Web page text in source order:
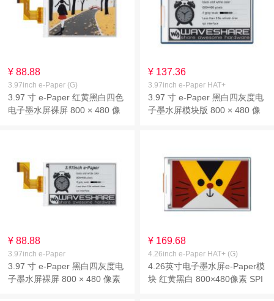
¥ 88.88
3.97inch e-Paper (G)
3.97 寸 e-Paper 红黄黑白四色
电子墨水屏裸屏 800 × 480 像
¥ 137.36
3.97inch e-Paper HAT+
3.97 寸 e-Paper 黑白四灰度电
子墨水屏模块版 800 × 480 像
¥ 88.88
3.97inch e-Paper
3.97 寸 e-Paper 黑白四灰度电
子墨水屏裸屏 800 × 480 像素
¥ 169.68
4.26inch e-Paper HAT+ (G)
4.26英寸电子墨水屏e-Paper模
块 红黄黑白 800×480像素 SPI